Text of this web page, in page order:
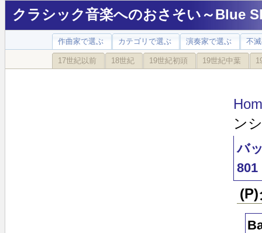
クラシック音楽へのおさそい～Blue
作曲家で選ぶ カテゴリで選ぶ 演奏家で選ぶ 不
17世紀以前 18世紀 19世紀初頭 19世紀中葉
ン
バ
801